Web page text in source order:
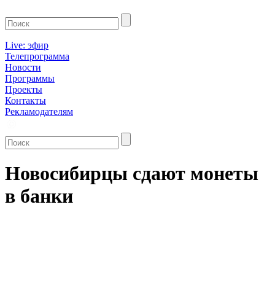
Live: эфир
Телепрограмма
Новости
Программы
Проекты
Контакты
Рекламодателям
Новосибирцы сдают монеты
в банки